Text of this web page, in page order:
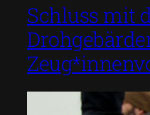
Schluss mit